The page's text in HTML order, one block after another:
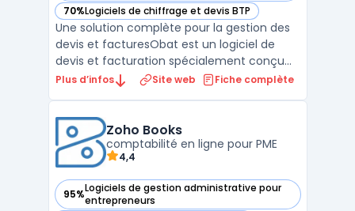
70%Logiciels de chiffrage et devis BTP
— voir Obat dans cette catégorie
Une solution complète pour la gestion des
devis et facturesObat est un logiciel de
devis et facturation spécialement conçu
pour les artisans et les entreprises du BTP. Il
en garantissant une gestion fluide et
efficace ...
Plus d’infos Site web Fiche complète
Zoho Books
comptabilité en ligne pour PME
4,4
95%Logiciels de gestion administrative pour
entrepreneurs
— voir Zoho Books dans cette catégorie